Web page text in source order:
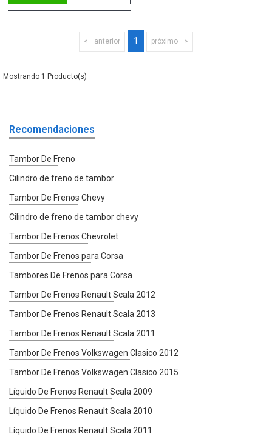
anterior 1 próximo
1
Recomendaciones
Tambor De Freno
Cilindro de freno de tambor
Tambor De Frenos Chevy
Cilindro de freno de tambor chevy
Tambor De Frenos Chevrolet
Tambor De Frenos para Corsa
Tambores De Frenos para Corsa
Tambor De Frenos Renault Scala 2012
Tambor De Frenos Renault Scala 2013
Tambor De Frenos Renault Scala 2011
Tambor De Frenos Volkswagen Clasico 2012
Tambor De Frenos Volkswagen Clasico 2015
Líquido De Frenos Renault Scala 2009
Líquido De Frenos Renault Scala 2010
Líquido De Frenos Renault Scala 2011